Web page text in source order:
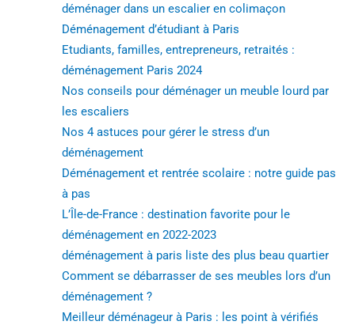
déménager dans un escalier en colimaçon
Déménagement d’étudiant à Paris
Etudiants, familles, entrepreneurs, retraités :
déménagement Paris 2024
Nos conseils pour déménager un meuble lourd par
les escaliers
Nos 4 astuces pour gérer le stress d’un
déménagement
Déménagement et rentrée scolaire : notre guide pas
à pas
L’Île-de-France : destination favorite pour le
déménagement en 2022-2023
déménagement à paris liste des plus beau quartier
Comment se débarrasser de ses meubles lors d’un
déménagement ?
Meilleur déménageur à Paris : les point à vérifiés